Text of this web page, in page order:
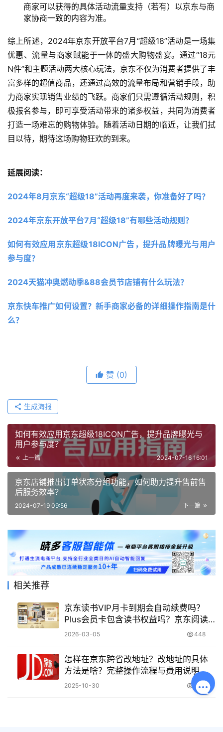
商家可以获得的具体活动流量支持（若有）以京东与商
家协商一致的内容为准。
综上所述，2024年京东开放平台7月“超级18”活动是一场集
优惠、流量与商家赋能于一体的盛大购物盛宴。通过“18元
N件”和主题活动两大核心玩法，京东不仅为消费者提供了丰
富多样的超值商品，还通过高效的流量布局和营销手段，助
力商家实现销售业绩的飞跃。商家们只需遵循活动规则，积
极报名参与，即可享受活动带来的诸多权益，共同为消费者
打造一场难忘的购物体验。随着活动日期的临近，让我们拭
目以待，期待这场购物狂欢的到来。
延展阅读：
2024年8月京东“超级18”活动再度来袭，你准备好了吗？
2024年京东开放平台7月“超级18”有哪些活动规则？
如何有效应用京东超级18ICON广告，提升品牌曝光与用户
参与度？
2024天猫冲奥燃动季&88会员节店铺有什么玩法？
京东快车推广如何设置？新手商家必备的详细操作指南是什
么？
赞 (0)
生成海报
如何有效应用京东超级18ICON广告，提升品牌曝光与
用户参与度？
上一篇 2024-07-16 16:01
京东店铺推出订单状态分组功能，如何助力提升售前售
后服务效率？
下一篇
2024-07-19 09:56
相关推荐
京东读书VIP月卡到期会自动续费吗？
Plus会员卡包含读书权益吗？京东阅读
解析！
2026-03-05 448
怎样在京东跨省改地址？改地址的具体
方法是啥？完整操作流程与费用说明
——从客服修改到自助操作的完整指
2025-10-30 1.9K